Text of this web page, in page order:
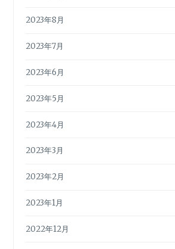
2023年8月
2023年7月
2023年6月
2023年5月
2023年4月
2023年3月
2023年2月
2023年1月
2022年12月